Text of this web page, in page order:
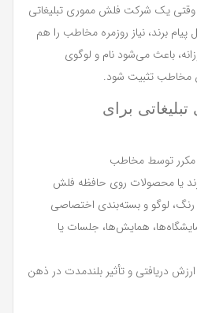
وقتی یک شرکت فلش مموری تبلیغاتی
پیام برند، نیاز روزمره مخاطب را هم
باعث می‌شود نام و لوگوی
مخاطب تثبیت شود.
برای
مکرر توسط مخاطب
یا محصولات روی حافظه فلش
لوگو و بسته‌بندی اختصاصی
همایش‌ها، جلسات یا
دریافتی و تأثیر بلندمدت در ذهن